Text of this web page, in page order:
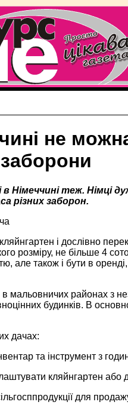
не
заборони
в Німеччині теж. Німці
різних заборон.
і дослівно
розміру, не більше 4
але також і бути в
в мальовничих районах з
будинків. В
дачах:
та інструмент з
кляйнгартен або
для